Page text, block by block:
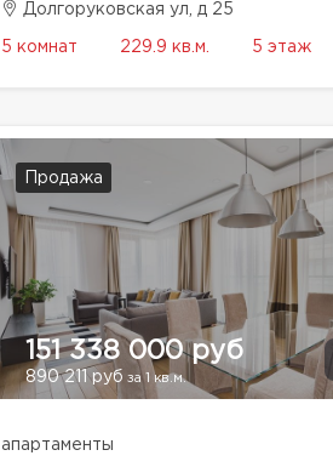
Долгоруковская ул, д 25
5 комнат 229.9 кв.м. 5 этаж
Продажа
151 338 000 руб
890 211 руб за 1 кв.м.
апартаменты